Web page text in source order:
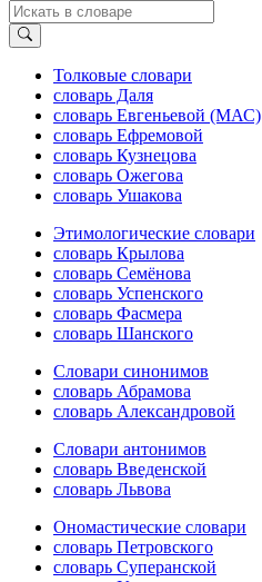
Толковые словари
словарь Даля
словарь Евгеньевой (МАС)
словарь Ефремовой
словарь Кузнецова
словарь Ожегова
словарь Ушакова
Этимологические словари
словарь Крылова
словарь Семёнова
словарь Успенского
словарь Фасмера
словарь Шанского
Словари синонимов
словарь Абрамова
словарь Александровой
Словари антонимов
словарь Введенской
словарь Львова
Ономастические словари
словарь Петровского
словарь Суперанской